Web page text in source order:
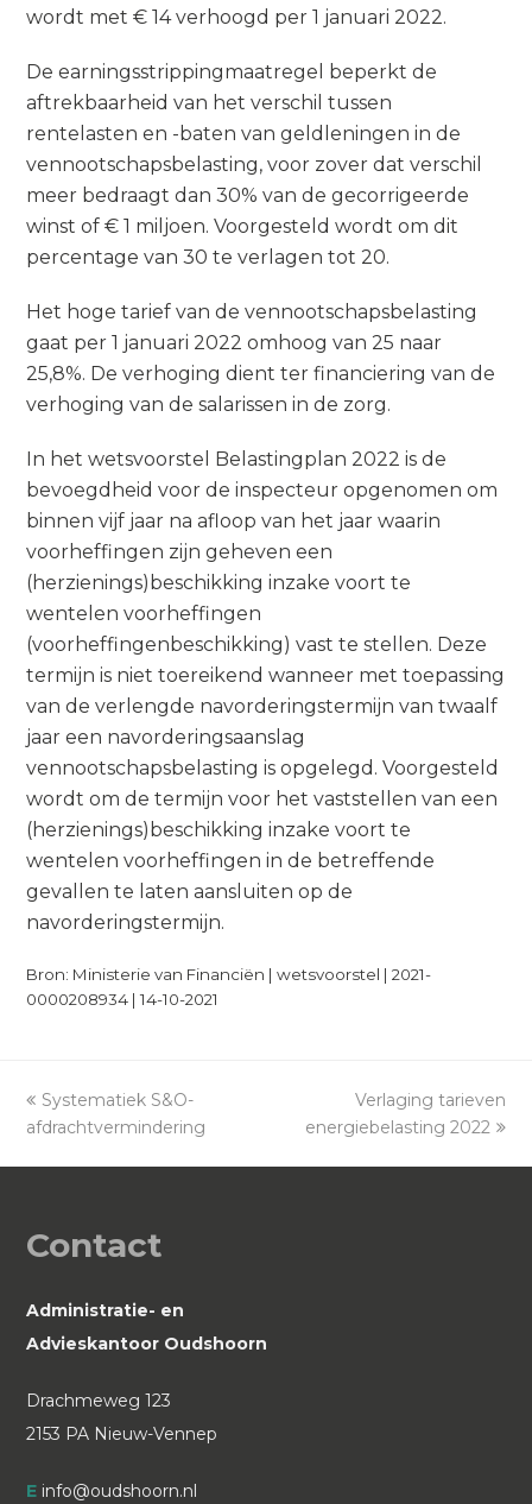
wordt met € 14 verhoogd per 1 januari 2022.
De earningsstrippingmaatregel beperkt de
aftrekbaarheid van het verschil tussen
rentelasten en -baten van geldleningen in de
vennootschapsbelasting, voor zover dat verschil
meer bedraagt dan 30% van de gecorrigeerde
winst of € 1 miljoen. Voorgesteld wordt om dit
percentage van 30 te verlagen tot 20.
Het hoge tarief van de vennootschapsbelasting
gaat per 1 januari 2022 omhoog van 25 naar
25,8%. De verhoging dient ter financiering van de
verhoging van de salarissen in de zorg.
In het wetsvoorstel Belastingplan 2022 is de
bevoegdheid voor de inspecteur opgenomen om
binnen vijf jaar na afloop van het jaar waarin
voorheffingen zijn geheven een
(herzienings)beschikking inzake voort te
wentelen voorheffingen
(voorheffingenbeschikking) vast te stellen. Deze
termijn is niet toereikend wanneer met toepassing
van de verlengde navorderingstermijn van twaalf
jaar een navorderingsaanslag
vennootschapsbelasting is opgelegd. Voorgesteld
wordt om de termijn voor het vaststellen van een
(herzienings)beschikking inzake voort te
wentelen voorheffingen in de betreffende
gevallen te laten aansluiten op de
navorderingstermijn.
Bron: Ministerie van Financiën | wetsvoorstel | 2021-
0000208934 | 14-10-2021
previous
post:
Systematiek S&O-
afdrachtvermindering
next
post:
Verlaging tarieven
energiebelasting 2022
Contact
Administratie- en
Advieskantoor Oudshoorn
Drachmeweg 123
2153 PA Nieuw-Vennep
E info@oudshoorn.nl